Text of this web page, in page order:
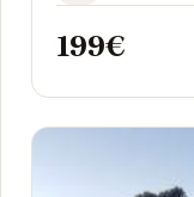
199€